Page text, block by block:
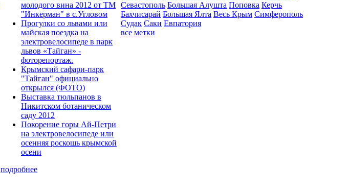
молодого вина 2012 от ТМ
"Инкерман" в с.Угловом
Прогулки cо львами или
майская поездка на
электровелосипеде в парк
львов «Тайган» -
фоторепортаж.
Крымский сафари-парк
"Тайган" официально
открылся (ФОТО)
Выставка тюльпанов в
Никитском ботаническом
саду 2012
Покорение горы Ай-Петри
на электровелосипеде или
осенняя роскошь крымской
осени
подробнее
Севастополь Большая Алушта Поповка Керчь
Бахчисарай Большая Ялта Весь Крым Симферополь
Судак Саки Евпатория
все метки